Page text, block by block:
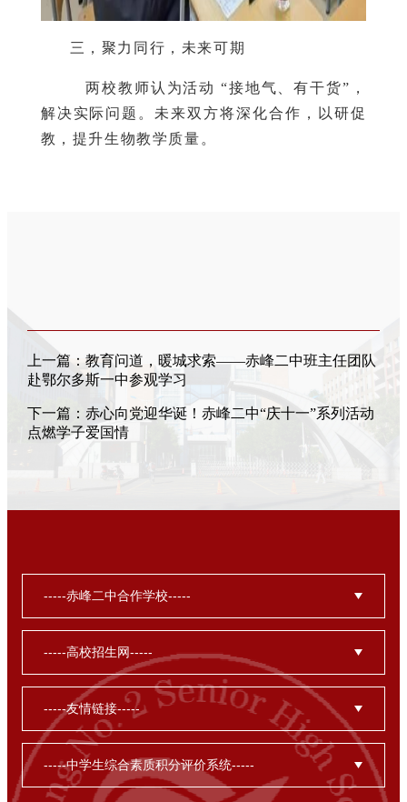
三，聚力同行，未来可期
两校教师认为活动 “接地气、有干货”，
解决实际问题。未来双方将深化合作，以研促
教，提升生物教学质量。
上一篇： 教育问道，暖城求索——赤峰二中班主任团队
赴鄂尔多斯一中参观学习
下一篇： 赤心向党迎华诞！赤峰二中“庆十一”系列活动
点燃学子爱国情